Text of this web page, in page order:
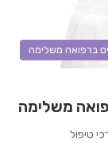
ברפואה משלימה
משלימה
טיפול